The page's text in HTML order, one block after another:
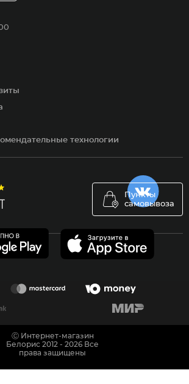
Пункты
самовывоза
технологии
Ⓒ Интернет-магазин
Белорис 2012 - 2026 Все
права защищены